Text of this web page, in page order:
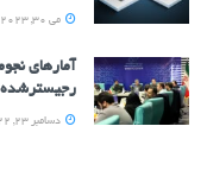
می 30, 2023
رجیسترشده
دسامبر 23, 2022